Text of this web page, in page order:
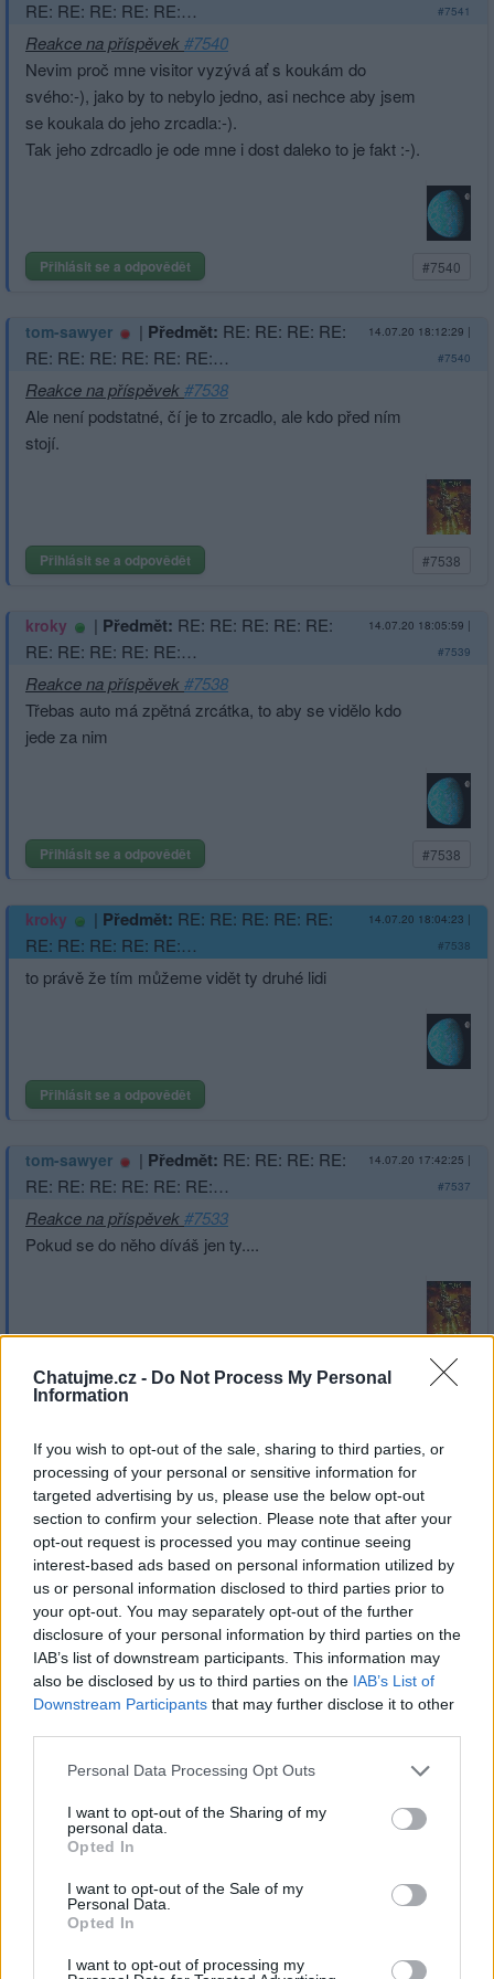
Chatujme.cz - Do Not Process My Personal
Information
If you wish to opt-out of the sale, sharing to third parties, or
processing of your personal or sensitive information for
targeted advertising by us, please use the below opt-out
section to confirm your selection. Please note that after your
opt-out request is processed you may continue seeing
interest-based ads based on personal information utilized by
us or personal information disclosed to third parties prior to
your opt-out. You may separately opt-out of the further
disclosure of your personal information by third parties on the
IAB’s list of downstream participants. This information may
also be disclosed by us to third parties on the IAB’s List of
Downstream Participants that may further disclose it to other
Personal Data Processing Opt Outs
I want to opt-out of the Sharing of my
personal data.
Opted In
I want to opt-out of the Sale of my
Personal Data.
Opted In
I want to opt-out of processing my
RE: RE: RE: RE: RE:… #7541
Reakce na příspěvek#7540
Nevim proč mne visitor vyzývá ať s koukám do
svého:-), jako by to nebylo jedno, asi nechce aby jsem
se koukala do jeho zrcadla:-).
Tak jeho zdrcadlo je ode mne i dost daleko to je fakt :-).
Přihlásit se a odpovědět #7540
tom-sawyer | Předmět: RE: RE: RE: RE:
RE: RE: RE: RE: RE: RE:…
14.07.20 18:12:29 |
#7540
Reakce na příspěvek#7538
Ale není podstatné, čí je to zrcadlo, ale kdo před ním
stojí.
Přihlásit se a odpovědět #7538
kroky | Předmět: RE: RE: RE: RE: RE:
RE: RE: RE: RE: RE:…
14.07.20 18:05:59 |
#7539
Reakce na příspěvek#7538
Třebas auto má zpětná zrcátka, to aby se vidělo kdo
jede za nim
Přihlásit se a odpovědět #7538
kroky | Předmět: RE: RE: RE: RE: RE:
RE: RE: RE: RE: RE:…
14.07.20 18:04:23 |
#7538
to právě že tím můžeme vidět ty druhé lidi
Přihlásit se a odpovědět
tom-sawyer | Předmět: RE: RE: RE: RE:
RE: RE: RE: RE: RE: RE:…
14.07.20 17:42:25 |
#7537
Reakce na příspěvek#7533
Pokud se do něho díváš jen ty....
#7533
RE: RE: RE: RE: RE:…
#7535
Reakce na příspěvek#7516
Že prej neútočí:
"pomlováte, prekrúcate, útočíte, dehonestujete pápeža,
KC (napr. z bludárstva)"
Všechno to jsou jenom jeho fantazie ať mi dá laskavě
pokoj, papež si kleká před ikony tak že co jako chce?
A i bloudějí :-), tak že co jako porád má?
Přihlásit se a odpovědět #7516
|Předmět:
RE: RE: RE: RE: RE:
RE: RE: RE: RE: RE:…
14.07.20 16:50:18
Reakce na příspěvek#7529
V zrcadlech můžeme vidět jiné lidi.